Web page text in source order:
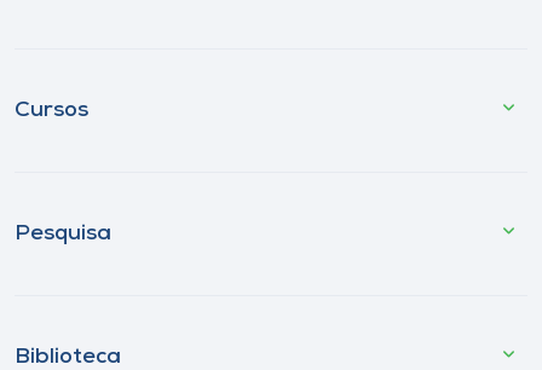
Cursos
Pesquisa
Biblioteca